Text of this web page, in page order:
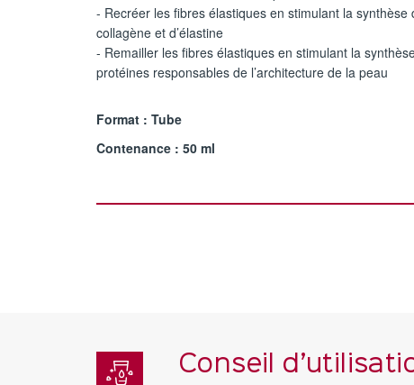
- Recréer les fibres élastiques en stimulant la synthèse
collagène et d’élastine
- Remailler les fibres élastiques en stimulant la
protéines responsables de l’architecture de la peau
Format : Tube
Contenance : 50 ml
Conseil